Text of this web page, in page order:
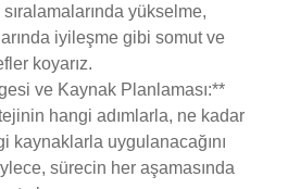
yükselme,
iyileşme gibi somut ve
koyarız.
ve Kaynak Planlaması:**
hangi adımlarla, ne kadar
kaynaklarla uygulanacağını
sürecin her aşamasında